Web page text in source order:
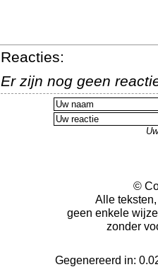
Reacties:
Er zijn nog geen
©
Alle
geen enkele
zonder
Gegenereerd in: